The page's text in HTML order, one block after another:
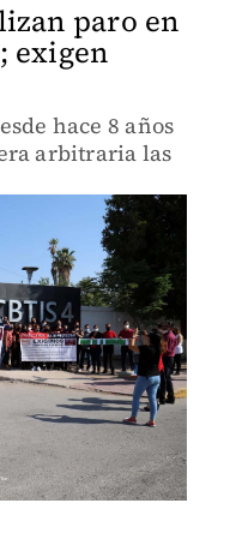
paro en
exigen
hace 8 años
arbitraria las